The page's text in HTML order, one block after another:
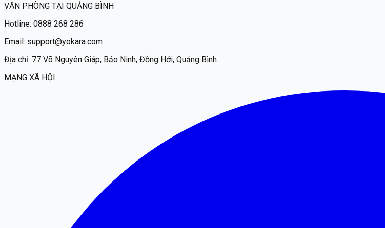
VĂN PHÒNG TẠI QUẢNG BÌNH
Hotline: 0888 268 286
Email: support@yokara.com
Địa chỉ: 77 Võ Nguyên Giáp, Bảo Ninh, Đồng Hới, Quảng Bình
MẠNG XÃ HỘI